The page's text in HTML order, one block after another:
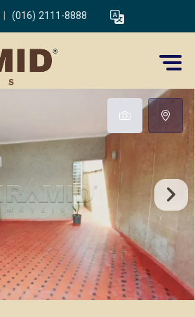
(016) 2111-8888